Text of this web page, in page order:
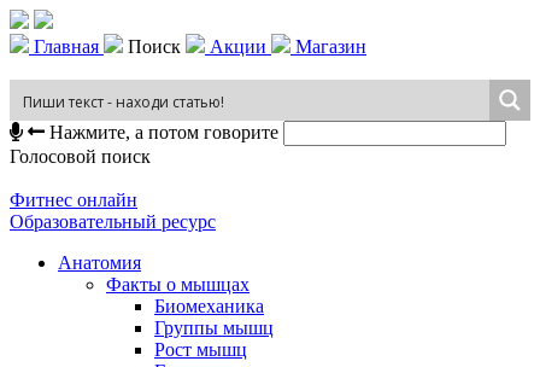
Главная Поиск Акции Магазин
Нажмите, а потом говорите
Голосовой поиск
Фитнес онлайн
Образовательный ресурс
Анатомия
Факты о мышцах
Биомеханика
Группы мышц
Рост мышц